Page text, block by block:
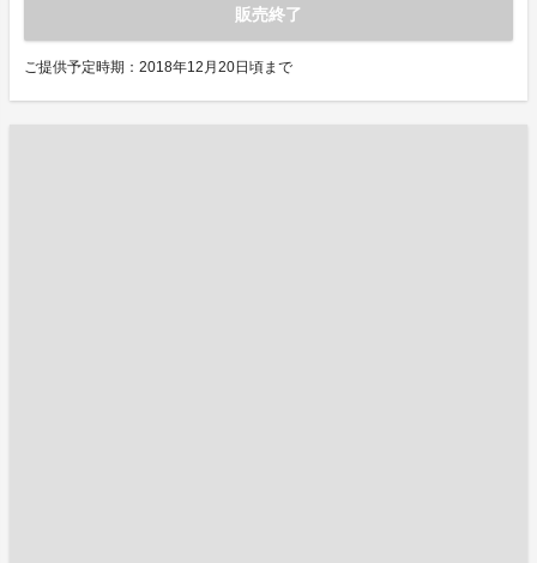
販売終了
ご提供予定時期：2018年12月20日頃まで